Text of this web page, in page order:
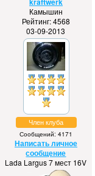
Камышин
Рейтинг: 4568
03-09-2013
Член клуба
Сообщений: 4171
Написать личное
сообщение
Lada Largus 7 мест 16V